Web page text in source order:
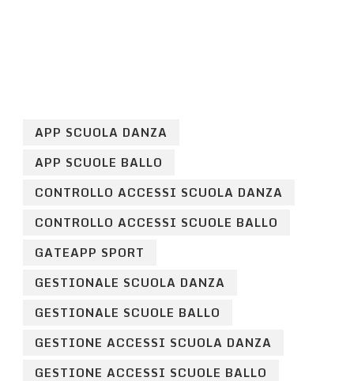
APP SCUOLA DANZA
APP SCUOLE BALLO
CONTROLLO ACCESSI SCUOLA DANZA
CONTROLLO ACCESSI SCUOLE BALLO
GATEAPP SPORT
GESTIONALE SCUOLA DANZA
GESTIONALE SCUOLE BALLO
GESTIONE ACCESSI SCUOLA DANZA
GESTIONE ACCESSI SCUOLE BALLO